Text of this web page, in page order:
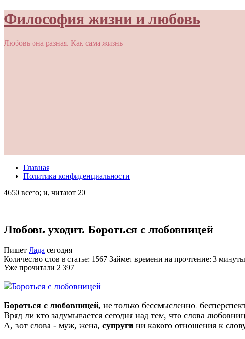
Философия жизни и любовь
Любовь она разная. Как сама жизнь
Главная
Политика конфиденциальности
4650 всего; и, читают 20
Любовь уходит. Бороться с любовницей
Пишет Лада сегодня
Количество слов в статье: 1567 Займет времени на прочтение: 3 минуты
Уже прочитали 2 397
Бороться с любовницей, не только бессмысленно,
Вряд ли кто задумывается сегодня над тем, что слова
А, вот слова - муж, жена, супруги ни какого отношения к